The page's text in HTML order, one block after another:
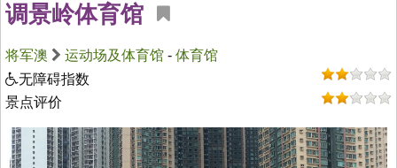
调景岭体育馆
将军澳 运动场及体育馆 - 体育馆
无障碍指数
景点评价